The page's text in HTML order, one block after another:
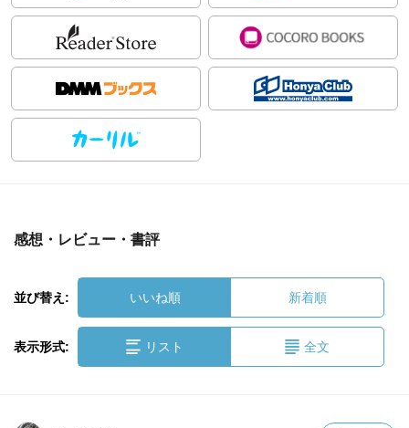
感想・レビュー・書評
並び替え: いいね順 新着順
表示形式: リスト 全文